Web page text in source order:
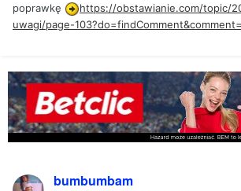
poprawkę
https://obstawianie.com/topic/
uwagi/page-
bumbumbam